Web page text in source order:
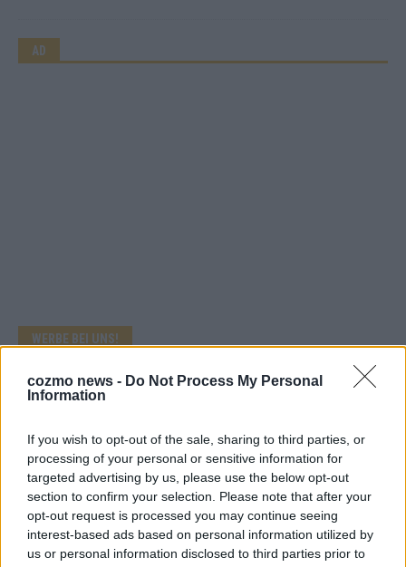
cozmo news - Do Not Process My Personal
Information
If you wish to opt-out of the sale, sharing to third parties, or
processing of your personal or sensitive information for
targeted advertising by us, please use the below opt-out
section to confirm your selection. Please note that after your
opt-out request is processed you may continue seeing
interest-based ads based on personal information utilized by
us or personal information disclosed to third parties prior to
AD
WERBE BEI UNS!